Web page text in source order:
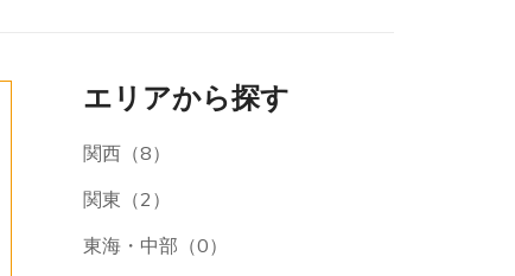
エリアから探す
関西（8）
関東（2）
東海・中部（0）